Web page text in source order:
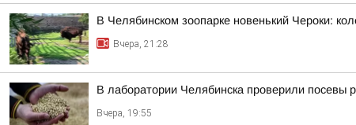
В Челябинском зоопарке новенький Чероки:
Вчера, 21:28
В лаборатории Челябинска проверили посевы
Вчера, 19:55